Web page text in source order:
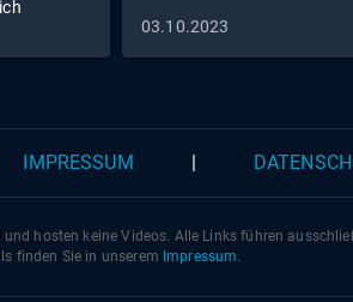
03.10.2023
IMPRESSUM
und hosten keine Videos. Alle Links führen
finden Sie in unserem Impressum.